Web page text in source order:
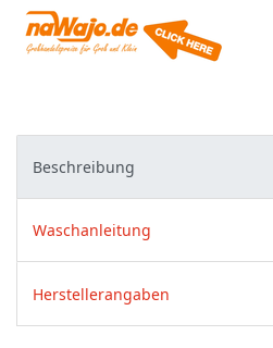
Beschreibung
Waschanleitung
Herstellerangaben